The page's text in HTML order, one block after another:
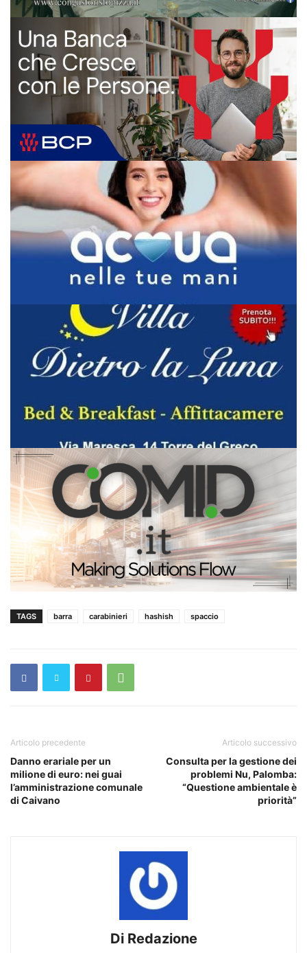
TAGS barra carabinieri hashish spaccio
Articolo precedente
Danno erariale per un
milione di euro: nei guai
l’amministrazione comunale
di Caivano
Articolo successivo
Consulta per la gestione dei
problemi Nu, Palomba:
“Questione ambientale è
priorità”
Di Redazione